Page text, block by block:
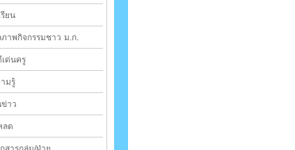
ยน
าพกิจกรรมชาว ม.ก.
ด่นครู
มรู้
าว
ลด